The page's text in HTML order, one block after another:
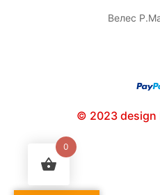
Велес
© 2023 design
0